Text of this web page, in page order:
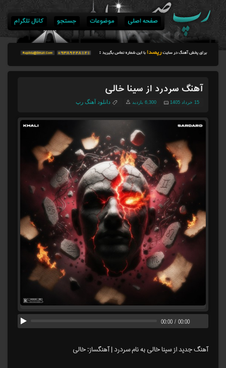
صفحه اصلی موضوعات جستجو کانال تلگرام
آهنگ سردرد از سینا خالی
15 خرداد 1405 6,300 بازدید دانلود آهنگ رپ
00:00/00:00
آهنگ جدید از سینا خالی به نام سردرد | آهنگساز: خالی